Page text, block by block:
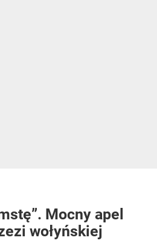
Mocny apel
wołyńskiej